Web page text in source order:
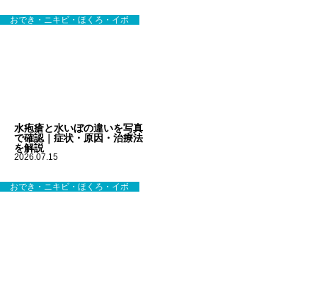
おでき・ニキビ・ほくろ・イボ
水疱瘡と水いぼの違いを写真
で確認｜症状・原因・治療法
を解説
2026.07.15
おでき・ニキビ・ほくろ・イボ